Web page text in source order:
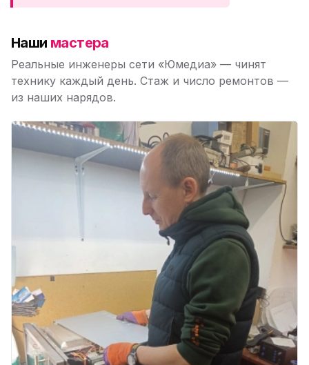
Наши мастера
Реальные инженеры сети «Юмедиа» — чинят
технику каждый день. Стаж и число ремонтов —
из наших нарядов.